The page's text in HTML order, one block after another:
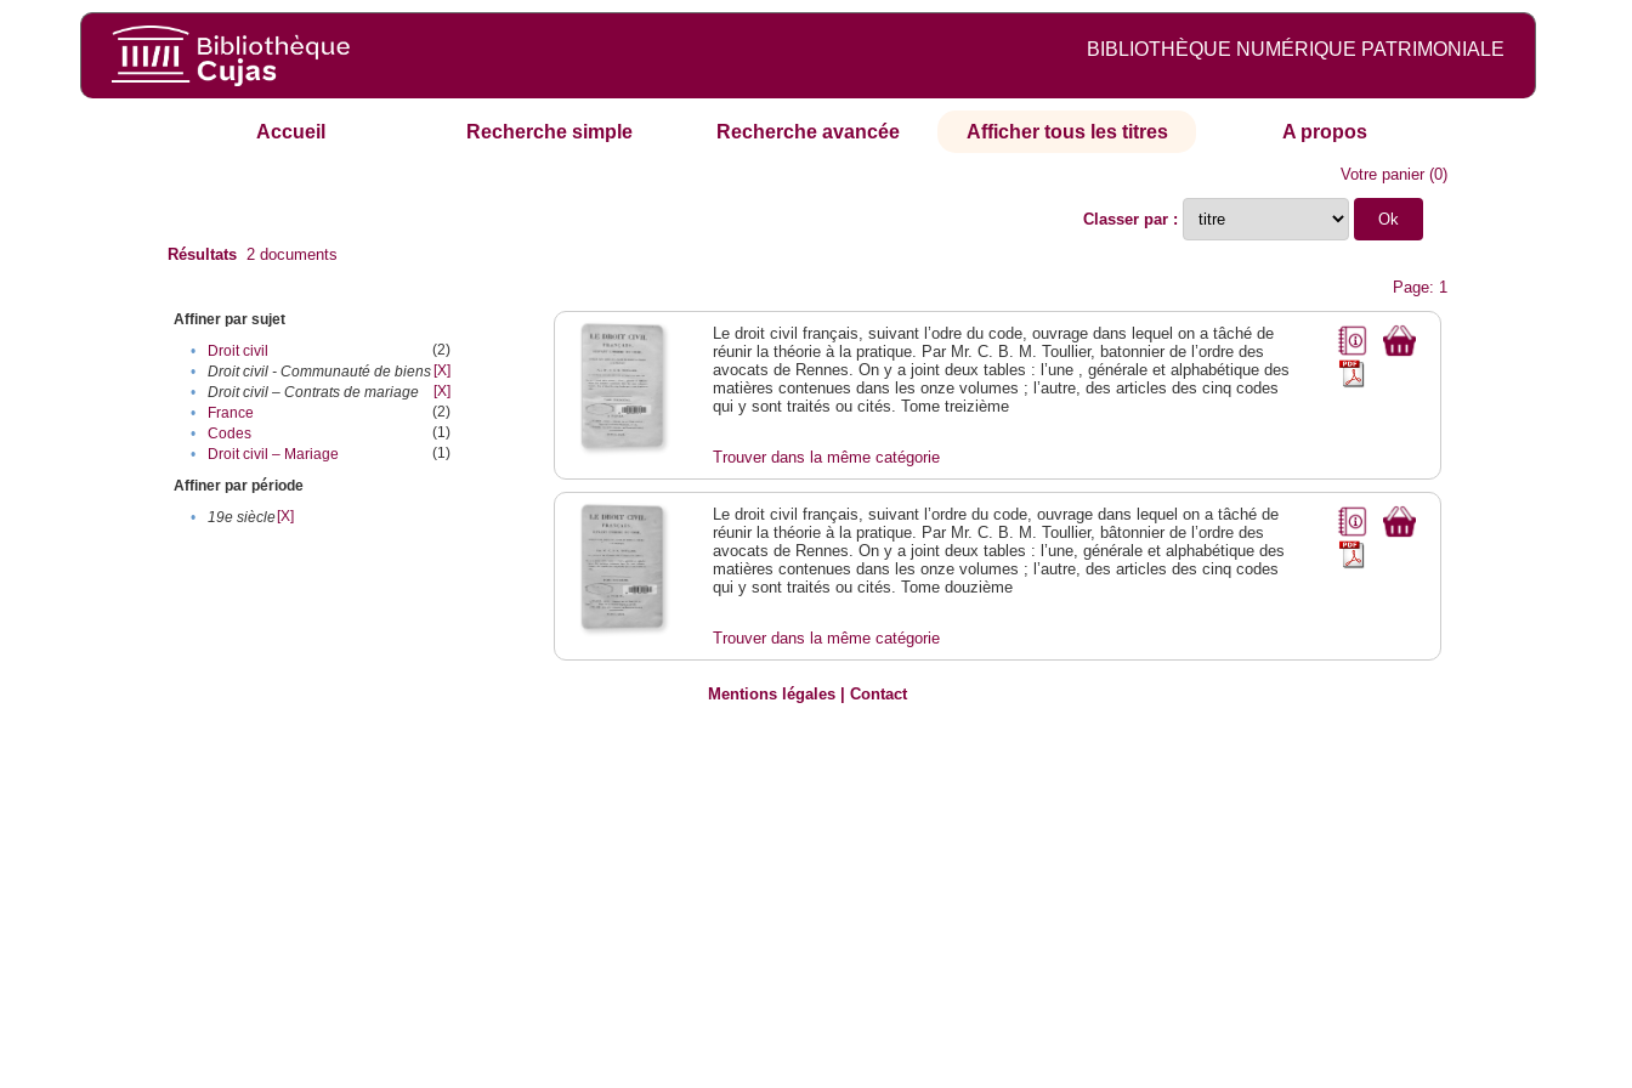
BIBLIOTHÈQUE NUMÉRIQUE PATRIMONIALE
Accueil Recherche simple Recherche avancée Afficher tous les titres A propos
Votre panier(0)
Classer par :
Résultats 2 documents
Page: 1
Affiner par sujet
•
Droit civil
(2)
•
Droit civil - Communauté de biens [X]
•
Droit civil – Contrats de mariage
[X]
•
France
(2)
•
Codes
(1)
•
Droit civil – Mariage
(1)
Affiner par période
•
19e siècle[X]
Le droit civil français, suivant l’odre du code, ouvrage dans lequel on a tâché de
réunir la théorie à la pratique. Par Mr. C. B. M. Toullier, batonnier de l’ordre des
avocats de Rennes. On y a joint deux tables : l’une , générale et alphabétique des
matières contenues dans les onze volumes ; l’autre, des articles des cinq codes
qui y sont traités ou cités. Tome treizième
Trouver dans la même catégorie
Le droit civil français, suivant l’ordre du code, ouvrage dans lequel on a tâché de
réunir la théorie à la pratique. Par Mr. C. B. M. Toullier, bâtonnier de l’ordre des
avocats de Rennes. On y a joint deux tables : l’une, générale et alphabétique des
matières contenues dans les onze volumes ; l’autre, des articles des cinq codes
qui y sont traités ou cités. Tome douzième
Trouver dans la même catégorie
Mentions légales |Contact